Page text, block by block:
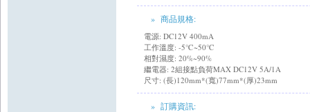
» 商品規格:
電源: DC12V 400mA
工作溫度: -5℃~50℃
相對濕度: 20%~90%
繼電器: 2組接點負荷MAX DC12V 5A/1A
尺寸: (長)120mm*(寬)77mm*(厚)23mm
» 訂購資訊: